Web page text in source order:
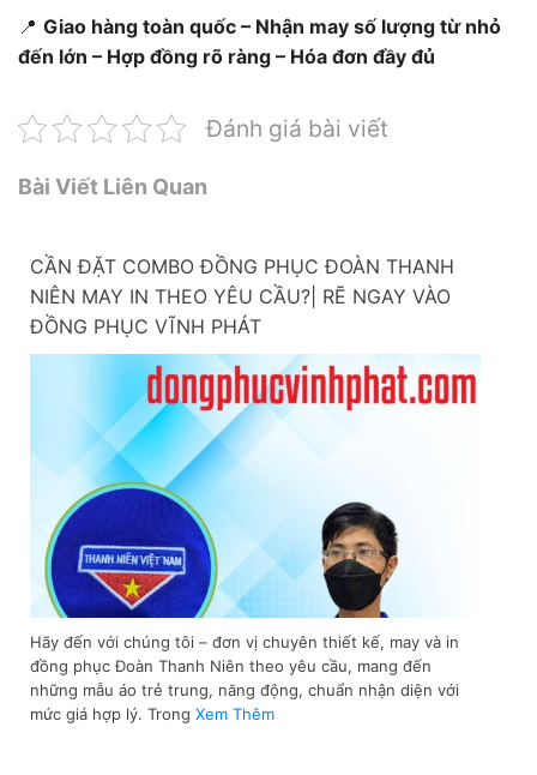
📍 Giao hàng toàn quốc – Nhận may số lượng từ nhỏ
đến lớn – Hợp đồng rõ ràng – Hóa đơn đầy đủ
Đánh giá bài viết
Bài Viết Liên Quan
CẦN ĐẶT COMBO ĐỒNG PHỤC ĐOÀN THANH
NIÊN MAY IN THEO YÊU CẦU?| RẼ NGAY VÀO
ĐỒNG PHỤC VĨNH PHÁT
Hãy đến với chúng tôi – đơn vị chuyên thiết kế, may và in
đồng phục Đoàn Thanh Niên theo yêu cầu, mang đến
những mẫu áo trẻ trung, năng động, chuẩn nhận diện với
mức giá hợp lý. Trong Xem Thêm